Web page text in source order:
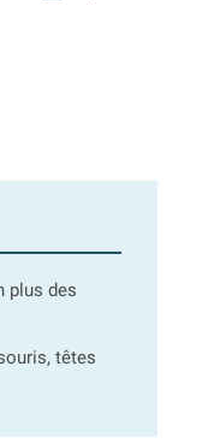
plus des
têtes